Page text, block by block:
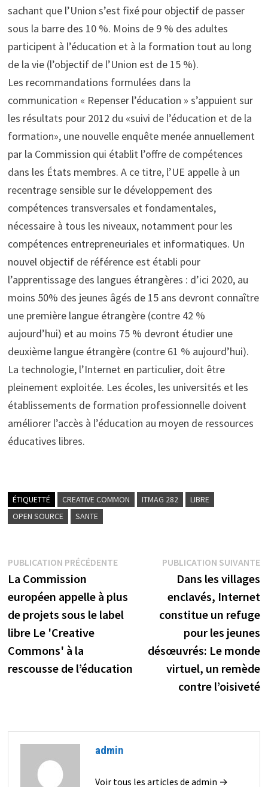
sachant que l’Union s’est fixé pour objectif de passer
sous la barre des 10 %. Moins de 9 % des adultes
participent à l’éducation et à la formation tout au long
de la vie (l’objectif de l’Union est de 15 %).
Les recommandations formulées dans la
communication « Repenser l’éducation » s’appuient sur
les résultats pour 2012 du «suivi de l’éducation et de la
formation», une nouvelle enquête menée annuellement
par la Commission qui établit l’offre de compétences
dans les États membres. A ce titre, l’UE appelle à un
recentrage sensible sur le développement des
compétences transversales et fondamentales,
nécessaire à tous les niveaux, notamment pour les
compétences entrepreneuriales et informatiques. Un
nouvel objectif de référence est établi pour
l’apprentissage des langues étrangères : d’ici 2020, au
moins 50% des jeunes âgés de 15 ans devront connaître
une première langue étrangère (contre 42 %
aujourd’hui) et au moins 75 % devront étudier une
deuxième langue étrangère (contre 61 % aujourd’hui).
La technologie, l’Internet en particulier, doit être
pleinement exploitée. Les écoles, les universités et les
établissements de formation professionnelle doivent
améliorer l’accès à l’éducation au moyen de ressources
éducatives libres.
ÉTIQUETTÉ CREATIVE COMMON ITMAG 282
LIBRE
OPEN SOURCE
SANTE
Navigation
de
l’article
PUBLICATION PRÉCÉDENTEPublication
La Commission
européen appelle à plus
de projets sous le label
libre Le 'Creative
Commons' à la
rescousse de l’éducation
PUBLICATION SUIVANTE
Dans les villages
enclavés, Internet
constitue un refuge
pour les jeunes
désœuvrés: Le monde
virtuel, un remède
contre l’oisiveté
admin
Voir tous les articles de admin →